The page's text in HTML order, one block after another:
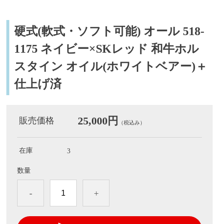
硬式(軟式・ソフト可能) オール 518-
1175 ネイビー×SKレッド 和牛ホル
スタイン オイル(ホワイトベアー)＋
仕上げ済
販売価格 25,000円 （税込み）
在庫 3
数量
- +